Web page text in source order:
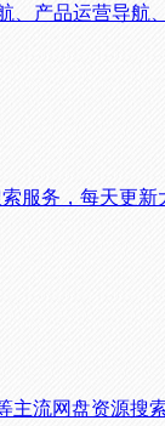
产品运营导
服务，每天更
流网盘资源